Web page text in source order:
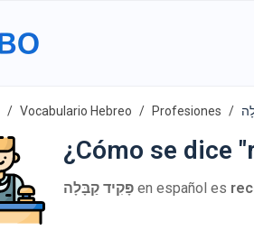
Vocabulario Hebreo Profesiones
¿Cómo se dice
פָּקִיד קַבָּלָה en español es